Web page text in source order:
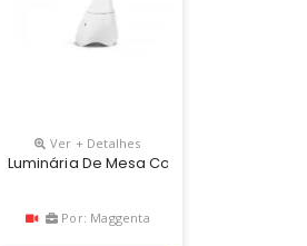
Autonomia Até 3h.
A Caixinha Possui
Preta, Azul, Amarela, Rosa Claro,
Reciclado E Bambu. Com Potência De
Ver + Detalhes
Luminária De Mesa Com Caixa De Som
Por: Maggenta